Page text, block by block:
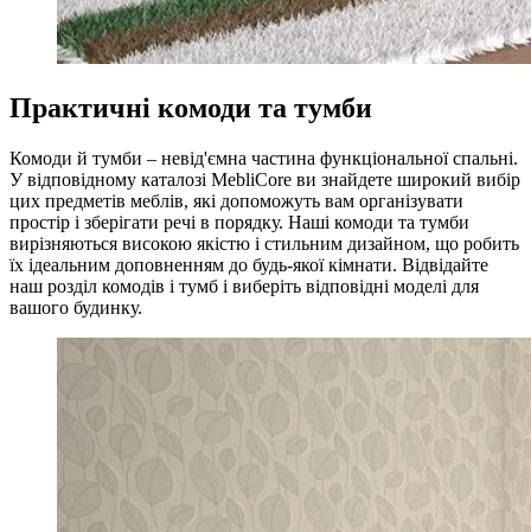
Практичні комоди та тумби
Комоди й тумби – невід'ємна частина функціональної спальні.
У відповідному каталозі MebliCore ви знайдете широкий вибір
цих предметів меблів, які допоможуть вам організувати
простір і зберігати речі в порядку. Наші комоди та тумби
вирізняються високою якістю і стильним дизайном, що робить
їх ідеальним доповненням до будь-якої кімнати. Відвідайте
наш розділ комодів і тумб і виберіть відповідні моделі для
вашого будинку.